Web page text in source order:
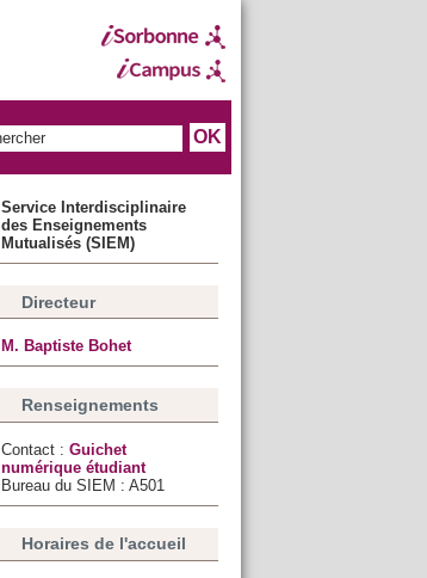
Service Interdisciplinaire
des Enseignements
Mutualisés (SIEM)
Directeur
M. Baptiste Bohet
Renseignements
Contact : Guichet
numérique étudiant
Bureau du SIEM : A501
Horaires de l'accueil